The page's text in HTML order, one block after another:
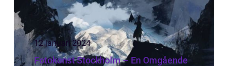
12 januari 2024
Fotokonst Stockholm – En Omgående